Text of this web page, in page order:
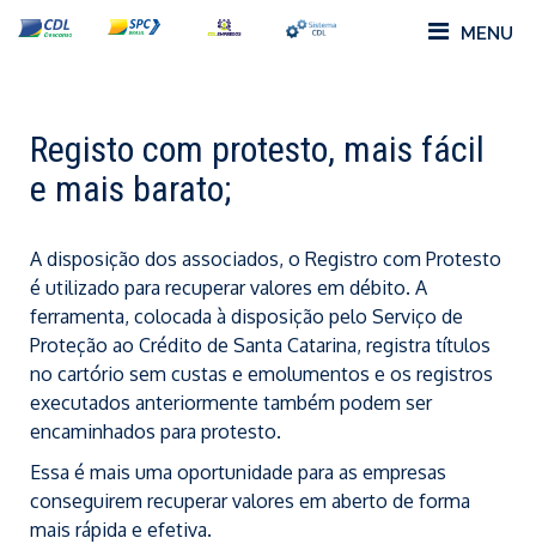
MENU
Registo com protesto, mais fácil
e mais barato;
A disposição dos associados, o Registro com Protesto
é utilizado para recuperar valores em débito. A
ferramenta, colocada à disposição pelo Serviço de
Proteção ao Crédito de Santa Catarina, registra títulos
no cartório sem custas e emolumentos e os registros
executados anteriormente também podem ser
encaminhados para protesto.
Essa é mais uma oportunidade para as empresas
conseguirem recuperar valores em aberto de forma
mais rápida e efetiva.